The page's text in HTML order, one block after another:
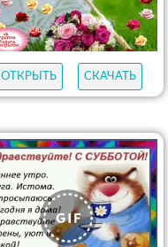
ОТКРЫТЬ СКАЧАТЬ